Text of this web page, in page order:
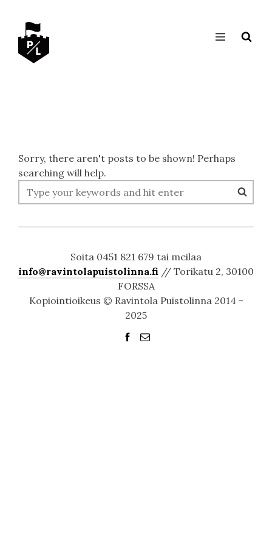
Sorry, there aren't posts to be shown! Perhaps
searching will help.
Soita 0451 821 679 tai meilaa
info@ravintolapuistolinna.fi // Torikatu 2, 30100
FORSSA
Kopiointioikeus © Ravintola Puistolinna 2014 -
2025